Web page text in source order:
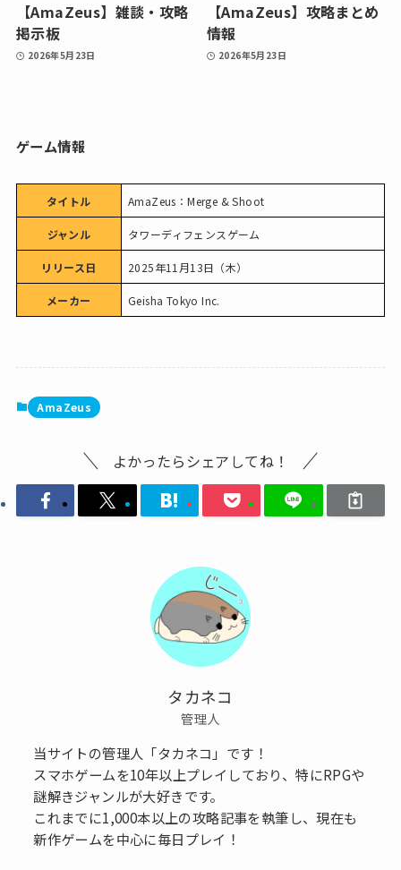
【AmaZeus】雑談・攻略
掲示板
2026年5月23日
【AmaZeus】攻略まとめ
情報
2026年5月23日
ゲーム情報
タイトル AmaZeus：Merge & Shoot
ジャンル タワーディフェンスゲーム
リリース日 2025年11月13日（木）
メーカー Geisha Tokyo Inc.
AmaZeus
よかったらシェアしてね！
タカネコ
管理人
当サイトの管理人「タカネコ」です！
スマホゲームを10年以上プレイしており、特にRPGや
謎解きジャンルが大好きです。
これまでに1,000本以上の攻略記事を執筆し、現在も
新作ゲームを中心に毎日プレイ！